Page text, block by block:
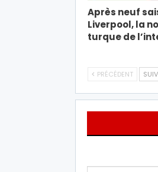
Après neuf
Liverpool, la
turque de
PRÉCÉDENT